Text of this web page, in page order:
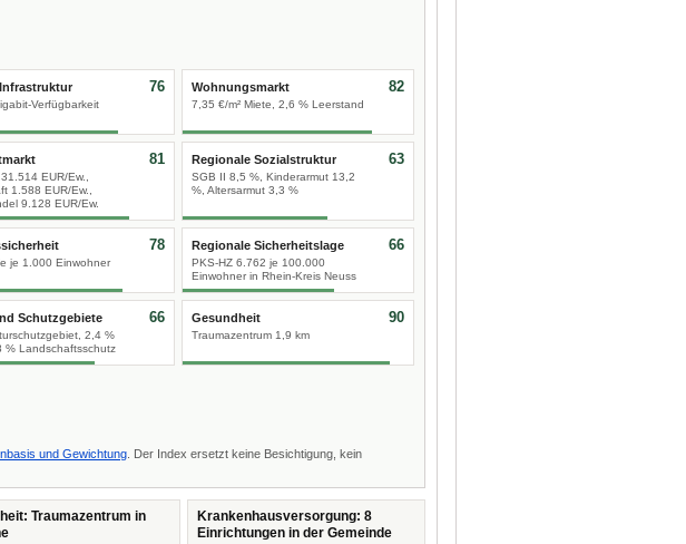
Verfügbarkeit
76 Wohnungsmarkt
7,35 €/m² Miete, 2,6 % Leerstand
82
EUR/Ew.,
1.588 EUR/Ew.,
9.128 EUR/Ew.
81 Regionale Sozialstruktur
SGB II 8,5 %, Kinderarmut 13,2
%, Altersarmut 3,3 %
63
je 1.000 Einwohner
78 Regionale Sicherheitslage
PKS-HZ 6.762 je 100.000
Einwohner in Rhein-Kreis Neuss
66
Schutzgebiete
2,4 %
% Landschaftsschutz
66 Gesundheit
Traumazentrum 1,9 km
90
und Gewichtung . Der Index ersetzt keine Besichtigung, kein
Traumazentrum in
Krankenhausversorgung: 8
Einrichtungen in der Gemeinde